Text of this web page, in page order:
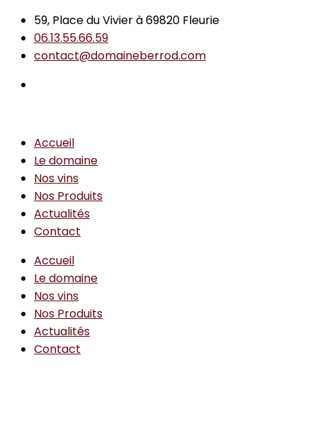
59, Place du Vivier à 69820 Fleurie
06.13.55.66.59
contact@domaineberrod.com
Accueil
Le domaine
Nos vins
Nos Produits
Actualités
Contact
Accueil
Le domaine
Nos vins
Nos Produits
Actualités
Contact